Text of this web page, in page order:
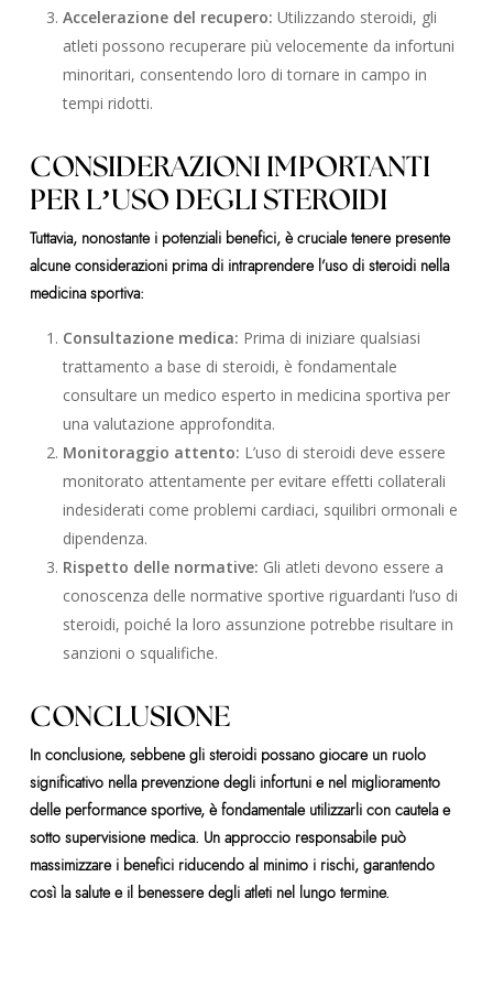
Accelerazione del recupero: Utilizzando steroidi, gli
atleti possono recuperare più velocemente da infortuni
minoritari, consentendo loro di tornare in campo in
tempi ridotti.
CONSIDERAZIONI IMPORTANTI
PER L’USO DEGLI STEROIDI
Tuttavia, nonostante i potenziali benefici, è cruciale tenere presente
alcune considerazioni prima di intraprendere l’uso di steroidi nella
medicina sportiva:
Consultazione medica: Prima di iniziare qualsiasi
trattamento a base di steroidi, è fondamentale
consultare un medico esperto in medicina sportiva per
una valutazione approfondita.
Monitoraggio attento: L’uso di steroidi deve essere
monitorato attentamente per evitare effetti collaterali
indesiderati come problemi cardiaci, squilibri ormonali e
dipendenza.
Rispetto delle normative: Gli atleti devono essere a
conoscenza delle normative sportive riguardanti l’uso di
steroidi, poiché la loro assunzione potrebbe risultare in
sanzioni o squalifiche.
CONCLUSIONE
In conclusione, sebbene gli steroidi possano giocare un ruolo
significativo nella prevenzione degli infortuni e nel miglioramento
delle performance sportive, è fondamentale utilizzarli con cautela e
sotto supervisione medica. Un approccio responsabile può
massimizzare i benefici riducendo al minimo i rischi, garantendo
così la salute e il benessere degli atleti nel lungo termine.